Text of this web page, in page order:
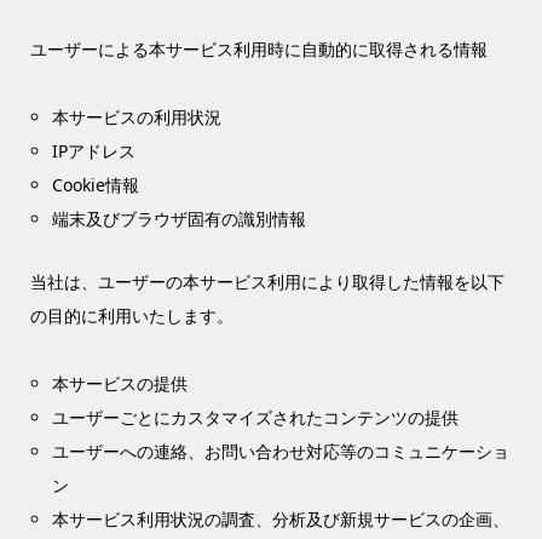
ユーザーによる本サービス利用時に自動的に取得される情報
本サービスの利用状況
IPアドレス
Cookie情報
端末及びブラウザ固有の識別情報
当社は、ユーザーの本サービス利用により取得した情報を以下
の目的に利用いたします。
本サービスの提供
ユーザーごとにカスタマイズされたコンテンツの提供
ユーザーへの連絡、お問い合わせ対応等のコミュニケーショ
ン
本サービス利用状況の調査、分析及び新規サービスの企画、